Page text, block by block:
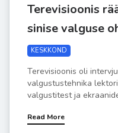
Terevisioonis
sinise valguse
KESKKOND
Terevisioonis oli
valgustustehnika
valgustitest ja
Read More